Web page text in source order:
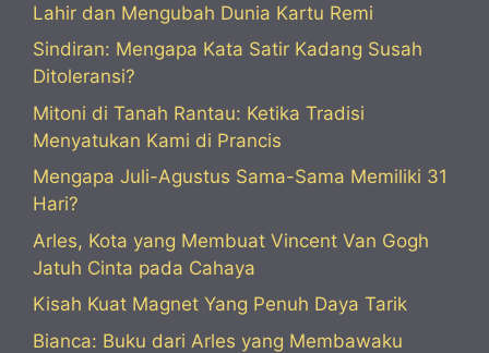
Lahir dan Mengubah Dunia Kartu Remi
Sindiran: Mengapa Kata Satir Kadang Susah
Ditoleransi?
Mitoni di Tanah Rantau: Ketika Tradisi
Menyatukan Kami di Prancis
Mengapa Juli-Agustus Sama-Sama Memiliki 31
Hari?
Arles, Kota yang Membuat Vincent Van Gogh
Jatuh Cinta pada Cahaya
Kisah Kuat Magnet Yang Penuh Daya Tarik
Bianca: Buku dari Arles yang Membawaku